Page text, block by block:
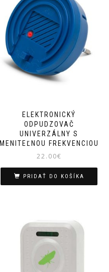
ELEKTRONICKÝ
ODPUDZOVAČ
UNIVERZÁLNY S
MENITEĽNOU FREKVENCIOU
22.00€
PRIDAŤ DO KOŠÍKA